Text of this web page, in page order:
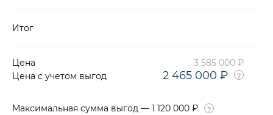
Итог
Цена
3 585 000 ₽
Цена с учетом выгод
2 465 000 ₽
Максимальная сумма выгод — 1 120 000 ₽